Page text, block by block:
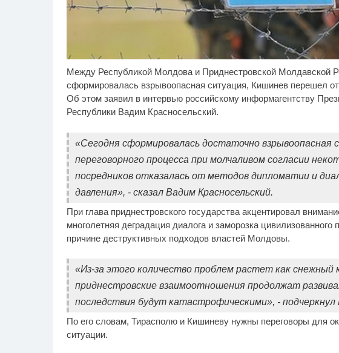
Между Республикой Молдова и Приднестровской Молдавской
сформировалась взрывоопасная ситуация, Кишинев перешел
Об этом заявил в интервью российскому информагентству
Республики Вадим Красносельский.
«Сегодня сформировалась достаточно взрывоопасная
переговорного процесса при молчаливом согласии
посредников отказалась от методов дипломатии и
давления», - сказал Вадим Красносельский.
При глава приднестровского государства акцентировал
многолетняя деградация диалога и заморозка
причине деструктивных подходов властей Молдовы.
«Из-за этого количество проблем растет как снежный
приднестровские взаимоотношения продолжат
последствия будут катастрофическими», - подчеркнул
По его словам, Тирасполю и Кишиневу нужны переговоры для
ситуации.
Ржу не переставая, это
видео пересмотришь не
раз
Ролик из Омска: вы
будете смеяться